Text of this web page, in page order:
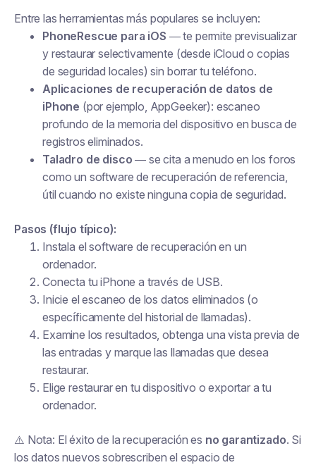
Entre las herramientas más populares se incluyen:
PhoneRescue para iOS — te permite previsualizar
y restaurar selectivamente (desde iCloud o copias
de seguridad locales) sin borrar tu teléfono.
Aplicaciones de recuperación de datos de
iPhone (por ejemplo, AppGeeker): escaneo
profundo de la memoria del dispositivo en busca de
registros eliminados.
Taladro de disco — se cita a menudo en los foros
como un software de recuperación de referencia,
útil cuando no existe ninguna copia de seguridad.
Pasos (flujo típico):
Instala el software de recuperación en un
ordenador.
Conecta tu iPhone a través de USB.
Inicie el escaneo de los datos eliminados (o
específicamente del historial de llamadas).
Examine los resultados, obtenga una vista previa de
las entradas y marque las llamadas que desea
restaurar.
Elige restaurar en tu dispositivo o exportar a tu
ordenador.
⚠️ Nota: El éxito de la recuperación es no garantizado. Si
los datos nuevos sobrescriben el espacio de